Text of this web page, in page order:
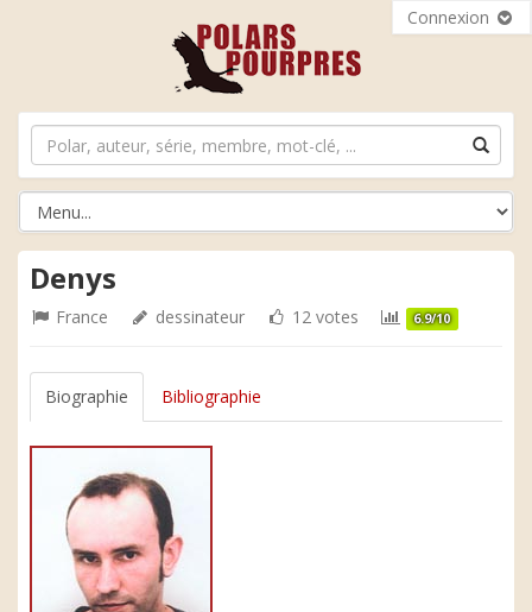
Connexion
Denys
France dessinateur 12 votes 6.9/10
Biographie Bibliographie